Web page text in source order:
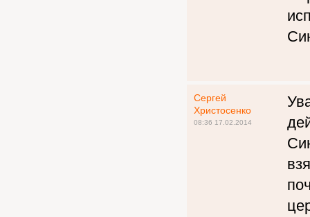
Сергей
Христосенко
08:36 17.02.2014